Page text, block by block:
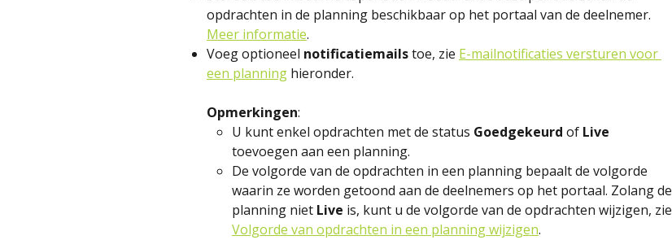
opdrachten in de planning beschikbaar op het portaal van de deelnemer.
Meer informatie.
Voeg optioneel notificatiemails toe, zie E-mailnotificaties versturen voor
een planning hieronder.
Opmerkingen:
U kunt enkel opdrachten met de status Goedgekeurd of Live
toevoegen aan een planning.
De volgorde van de opdrachten in een planning bepaalt de volgorde
waarin ze worden getoond aan de deelnemers op het portaal. Zolang de
planning niet Live is, kunt u de volgorde van de opdrachten wijzigen, zie
Volgorde van opdrachten in een planning wijzigen.